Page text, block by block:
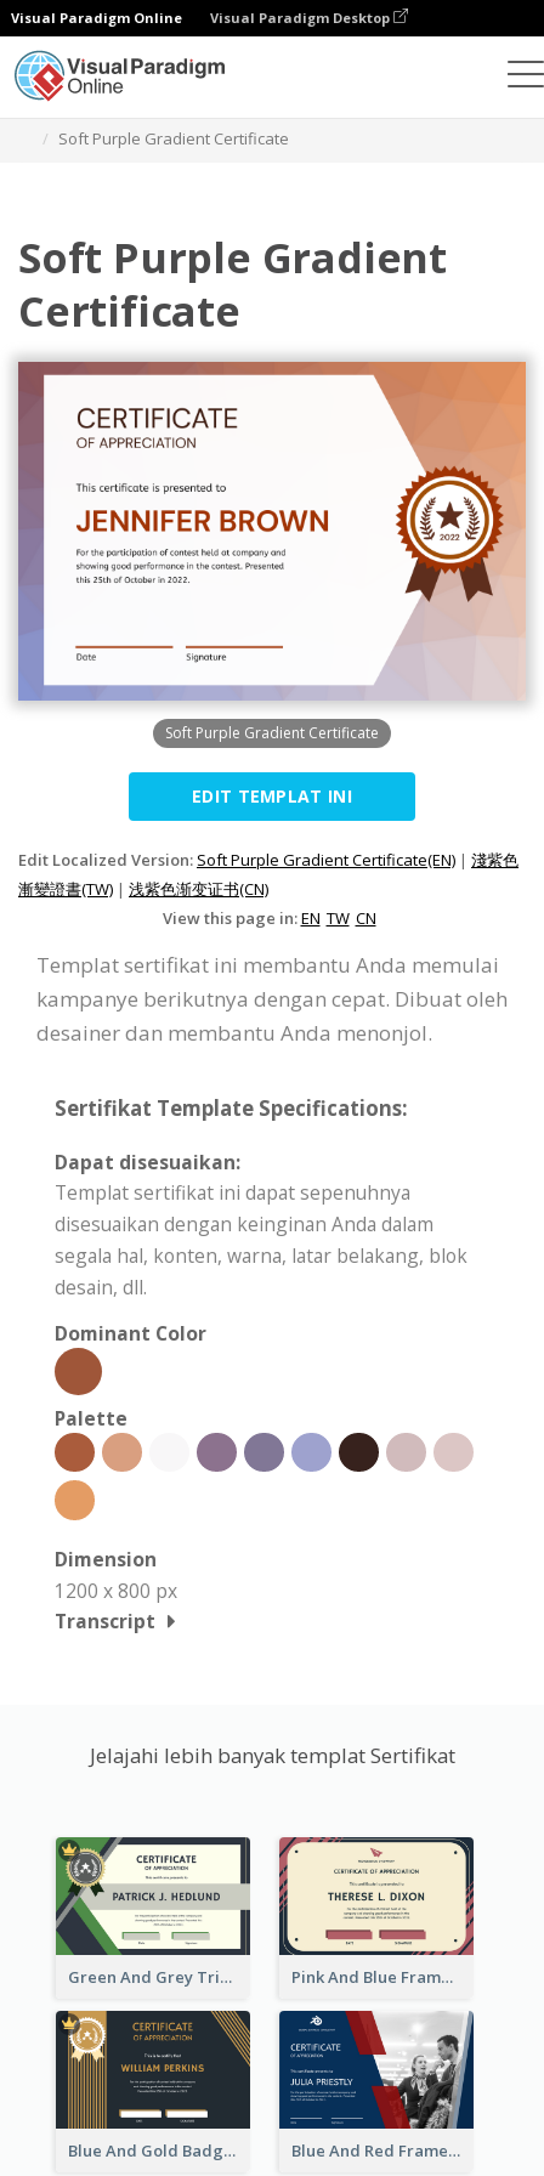
Visual Paradigm Online Visual Paradigm Desktop
Soft Purple Gradient Certificate
Soft Purple Gradient
Certificate
Soft Purple Gradient Certificate
EDIT TEMPLAT INI
Edit Localized Version: Soft Purple Gradient Certificate(EN) | 淺紫色
漸變證書(TW) | 浅紫色渐变证书(CN)
View this page in:EN TW CN
Templat sertifikat ini membantu Anda memulai
kampanye berikutnya dengan cepat. Dibuat oleh
desainer dan membantu Anda menonjol.
Sertifikat Template Specifications:
Dapat disesuaikan:
Templat sertifikat ini dapat sepenuhnya
disesuaikan dengan keinginan Anda dalam
segala hal, konten, warna, latar belakang, blok
desain, dll.
Dominant Color
Palette
Dimension
1200 x 800 px
Transcript
Jelajahi lebih banyak templat Sertifikat
Green And Grey Triangles With Badge Certificate Pink And Blue Frame Company Certificate
Blue And Gold Badge Appreciation Certificate Blue And Red Frame With Photo Certificate